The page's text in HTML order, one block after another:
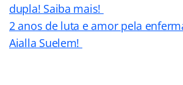
dupla! Saiba mais!
2 anos de luta e amor pela
Aialla Suelem!